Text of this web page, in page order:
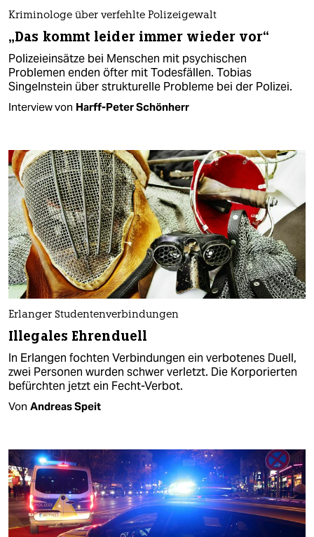
Kriminologe über verfehlte Polizeigewalt
„Das kommt leider immer wieder vor“
Polizeieinsätze bei Menschen mit psychischen
Problemen enden öfter mit Todesfällen. Tobias
Singelnstein über strukturelle Probleme bei der Polizei.
Interview von Harff-Peter Schönherr
Erlanger Studentenverbindungen
Illegales Ehrenduell
In Erlangen fochten Verbindungen ein verbotenes Duell,
zwei Personen wurden schwer verletzt. Die Korporierten
befürchten jetzt ein Fecht-Verbot.
Von Andreas Speit